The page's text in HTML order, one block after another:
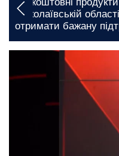
Миколаївській
отримати бажану
27 лютого, 06:45